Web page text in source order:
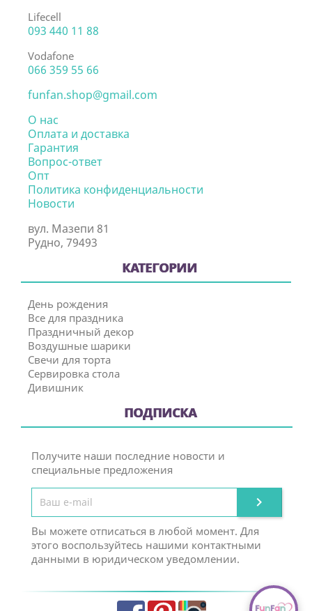
Lifecell
093 440 11 88
Vodafone
066 359 55 66
funfan.shop@gmail.com
О нас
Оплата и доставка
Гарантия
Вопрос-ответ
Опт
Политика конфиденциальности
Новости
вул. Мазепи 81
Рудно, 79493
КАТЕГОРИИ
День рождения
Все для праздника
Праздничный декор
Воздушные шарики
Свечи для торта
Сервировка стола
Дивишник
ПОДПИСКА
Получите наши последние новости и
специальные предложения

Вы можете отписаться в любой момент. Для
этого воспользуйтесь нашими контактными
данными в юридическом уведомлении.
FacebookPinterestInstagram